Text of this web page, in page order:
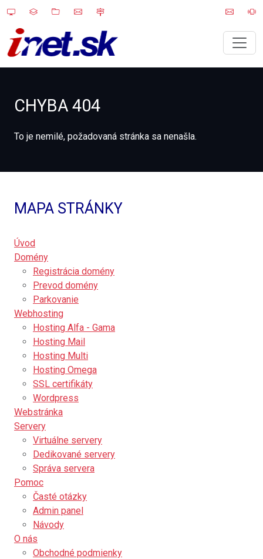
CHYBA 404
To je nemilé, požadovaná stránka sa nenašla.
MAPA STRÁNKY
Úvod
Domény
Registrácia domény
Prevod domény
Parkovanie
Webhosting
Hosting Alfa - Gama
Hosting Mail
Hosting Multi
Hosting Omega
SSL certifikáty
Wordpress
Webstránka
Servery
Virtuálne servery
Dedikované servery
Správa servera
Pomoc
Časté otázky
Admin panel
Návody
O nás
Obchodné podmienky